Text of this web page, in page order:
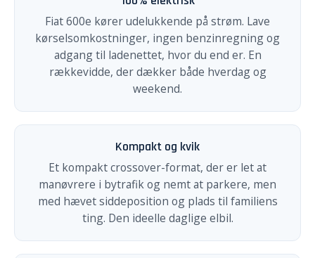
Fiat 600e kører udelukkende på strøm. Lave
kørselsomkostninger, ingen benzinregning og
adgang til ladenettet, hvor du end er. En
rækkevidde, der dækker både hverdag og
weekend.
Kompakt og kvik
Et kompakt crossover-format, der er let at
manøvrere i bytrafik og nemt at parkere, men
med hævet siddeposition og plads til familiens
ting. Den ideelle daglige elbil.